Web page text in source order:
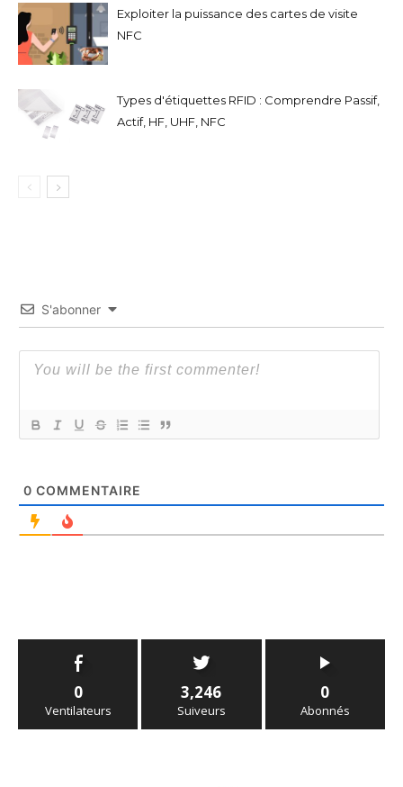
Exploiter la puissance des cartes de visite
NFC
Types d'étiquettes RFID : Comprendre Passif,
Actif, HF, UHF, NFC
S'abonner
0 COMMENTAIRE
0
Ventilateurs
3,246
Suiveurs
0
Abonnés